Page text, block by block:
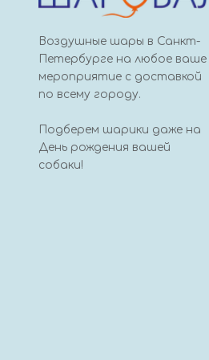
Воздушные шары в Санкт-
Петербурге на любое ваше
мероприятие с доставкой
по всему городу.
Подберем шарики даже на
День рождения вашей
собаки!